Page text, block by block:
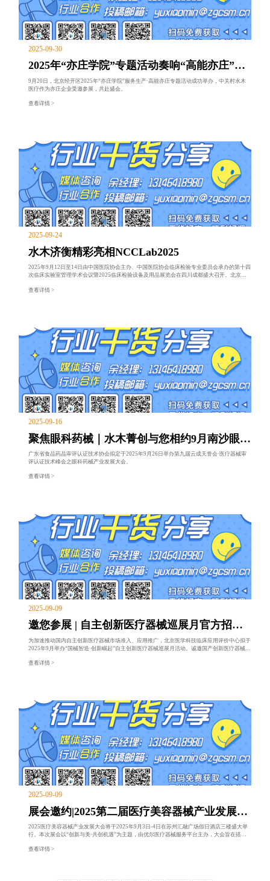
2025-09-30
2025年“亦庄学院”专题活动奏响“高能亦庄”发
展强音，中关村水木医疗受邀参
9月20日，北京经开区2025年“亦庄学院”服务生产·高能亦庄专题活动成功举办，中关村水木
医疗作为亦庄企业受邀参展，共赴盛会。
查看详情 >
2025-09-24
水木济衡精彩亮相NCCLab2025
2025年9月12日至14日由中国医院协会主办、中国医院协会临床检验专业委员会承办的第十四
次临床实验室管理学术会议暨2025临床检验设备及用品展览会在四川成都盛大召开。北京水
产品制造商参与其中.
查看详情 >
2025-09-16
聚焦眼科药械｜水木菁创与您相约9月南沙眼科
药械盛会
广东省食品药品审评认证技术协会拟定于2025年9月26日举办第九届云成天誉会·医疗器械审
评认证技术峰会之眼科药械产业发展大会。
查看详情 >
2025-09-09
邀您参展 | 自主创新医疗器械巡展月官方招募
通道开启
为加速推动国内自主创新医疗器械市场准入、应用推广，北京医学科技临床应用评价中心拟于
2025年9月举办“国械智造·创新崛起”自主创新医疗器械巡展月活动。诚邀国产创新医疗器械厂
查看详情 >
2025-09-09
展会邀约|2025第二届医疗美容器械产业发展大
会即将开展！
2025医疗美容器械产业发展大会将于2025年9月3日-4日在苏州汇融广场假日酒店三楼盛大举
行。本次展会以“创新与美·共创机遇”为主题，由优尔医疗器械服务平台主办，大会旨在搭建
关部门人员，共同探讨材料应用、法规要求、注射类产品、光电类产品等领域的最新研究成
查看详情 >